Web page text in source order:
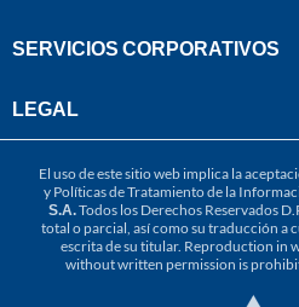
SERVICIOS CORPORATIVOS
LEGAL
El uso de este sitio web implica la
y Políticas de Tratamiento de la
S.A.Todos los Derechos Reservados
total o parcial, así como su traducción a
escrita de su titular. Reproduction in
without written permission is